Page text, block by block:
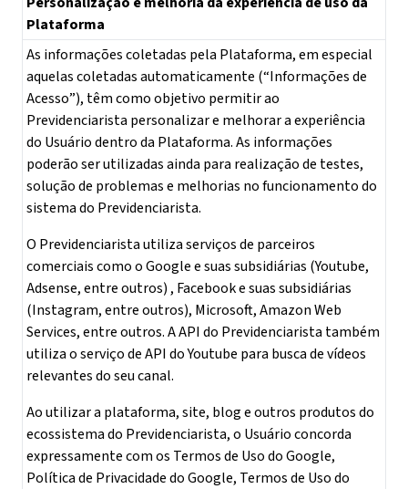
Plataforma
As informações coletadas pela Plataforma, em especial
aquelas coletadas automaticamente (“Informações de
Acesso”), têm como objetivo permitir ao
Previdenciarista personalizar e melhorar a experiência
do Usuário dentro da Plataforma. As informações
poderão ser utilizadas ainda para realização de testes,
solução de problemas e melhorias no funcionamento do
sistema do Previdenciarista.
O Previdenciarista utiliza serviços de parceiros
comerciais como o Google e suas subsidiárias (Youtube,
Adsense, entre outros) , Facebook e suas subsidiárias
(Instagram, entre outros), Microsoft, Amazon Web
Services, entre outros. A API do Previdenciarista também
utiliza o serviço de API do Youtube para busca de vídeos
relevantes do seu canal.
Ao utilizar a plataforma, site, blog e outros produtos do
ecossistema do Previdenciarista, o Usuário concorda
expressamente com os Termos de Uso do Google,
Política de Privacidade do Google, Termos de Uso do